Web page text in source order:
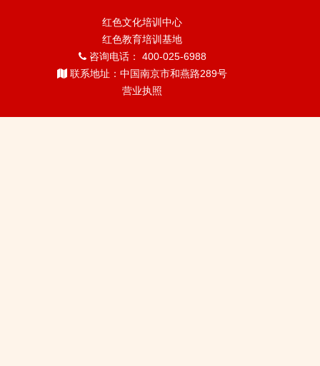
红色文化培训中心
红色教育培训基地
咨询电话： 400-025-6988
联系地址：中国南京市和燕路289号
营业执照